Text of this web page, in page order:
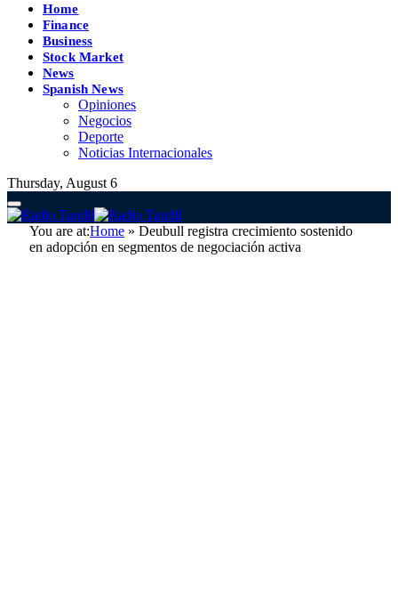
Home
Finance
Business
Stock Market
News
Spanish News
Opiniones
Negocios
Deporte
Noticias Internacionales
Thursday, August 6
You are at:Home » Deubull registra crecimiento sostenido
en adopción en segmentos de negociación activa